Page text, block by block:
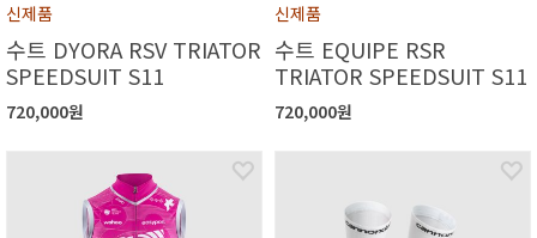
신제품
수트 DYORA RSV TRIATOR
SPEEDSUIT S11
720,000원
신제품
수트 EQUIPE RSR
TRIATOR SPEEDSUIT S11
720,000원